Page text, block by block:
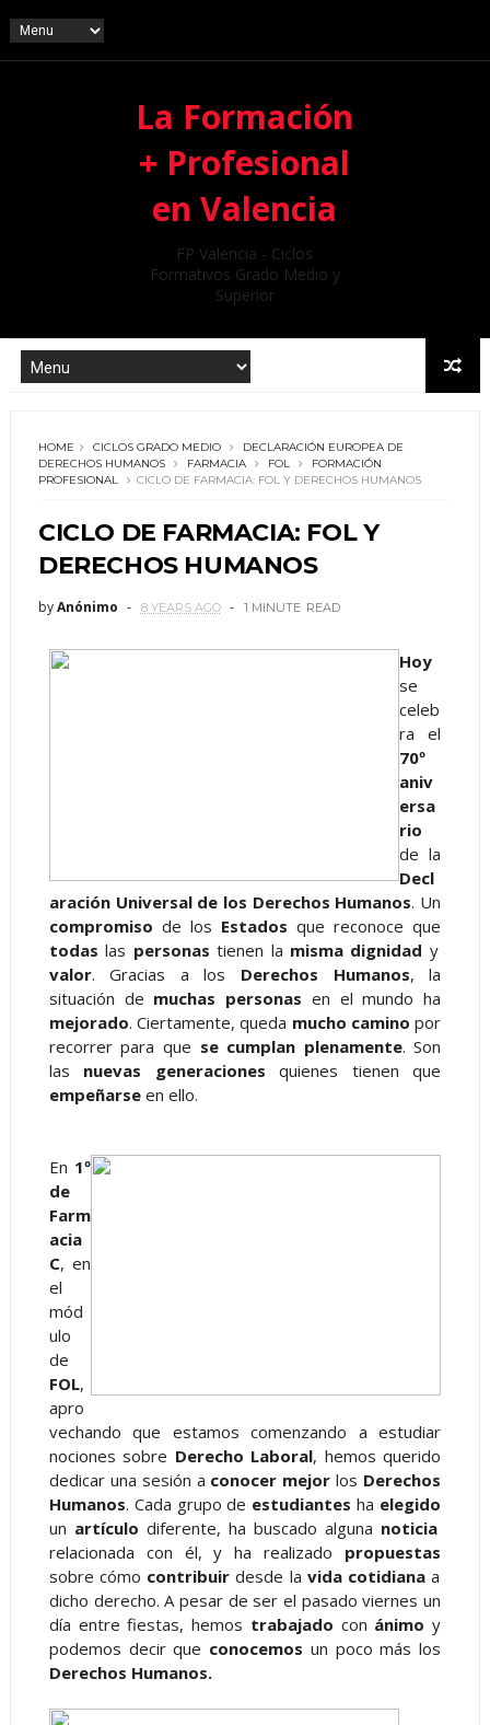
La Formación
+ Profesional
en Valencia
FP Valencia - Ciclos
Formativos Grado Medio y
Superior
HOME CICLOS GRADO MEDIO
DECLARACIÓN EUROPEA DE
DERECHOS HUMANOS
FARMACIA FOL
FORMACIÓN
PROFESIONAL
CICLO DE FARMACIA: FOL Y DERECHOS HUMANOS
CICLO DE FARMACIA: FOL Y
DERECHOS HUMANOS
byAnónimo 8 YEARS AGO 1 MINUTE READ
Hoy
se
celeb
ra el
70º
aniv
ersa
rio
de la
Decl
aración Universal de los Derechos Humanos. Un
compromiso de los Estados que reconoce que
todas las personas tienen la misma dignidad y
valor. Gracias a los Derechos Humanos, la
situación de muchas personas en el mundo ha
mejorado. Ciertamente, queda mucho camino por
recorrer para que se cumplan plenamente. Son
las nuevas generaciones quienes tienen que
empeñarseen ello.
En 1º
de
Farm
acia
C, en
el
mód
ulo
de
FOL,
apro
vechando que estamos comenzando a estudiar
nociones sobre Derecho Laboral, hemos querido
dedicar una sesión a conocer mejor los Derechos
Humanos. Cada grupo de estudiantes ha elegido
un artículo diferente, ha buscado alguna noticia
relacionada con él, y ha realizado propuestas
sobre cómo contribuir desde la vida cotidianaa
dicho derecho. A pesar de ser el pasado viernes un
día entre fiestas, hemos trabajado con ánimo y
podemos decir que conocemos un poco más los
Derechos Humanos.